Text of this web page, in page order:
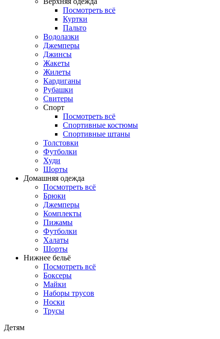
Посмотреть всё
Куртки
Пальто
Водолазки
Джемперы
Джинсы
Жакеты
Жилеты
Кардиганы
Рубашки
Свитеры
Спорт
Посмотреть всё
Спортивные костюмы
Спортивные штаны
Толстовки
Футболки
Худи
Шорты
Домашняя одежда
Посмотреть всё
Брюки
Джемперы
Комплекты
Пижамы
Футболки
Халаты
Шорты
Нижнее бельё
Посмотреть всё
Боксеры
Майки
Наборы трусов
Носки
Трусы
Детям